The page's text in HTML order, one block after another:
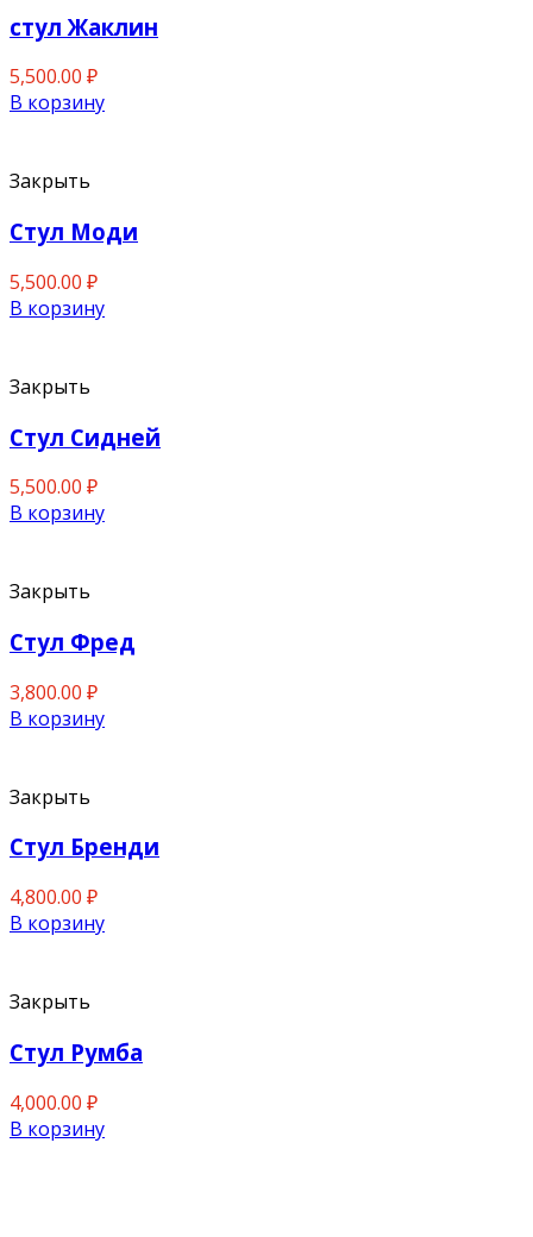
стул Жаклин
5,500.00 ₽
В корзину
Закрыть
Стул Моди
5,500.00 ₽
В корзину
Закрыть
Стул Сидней
5,500.00 ₽
В корзину
Закрыть
Стул Фред
3,800.00 ₽
В корзину
Закрыть
Стул Бренди
4,800.00 ₽
В корзину
Закрыть
Стул Румба
4,000.00 ₽
В корзину